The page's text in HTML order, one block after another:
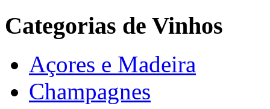
Categorias de Vinhos
Açores e Madeira
Champagnes